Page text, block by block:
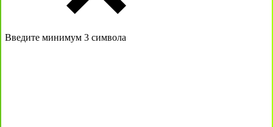
Введите минимум 3 символа